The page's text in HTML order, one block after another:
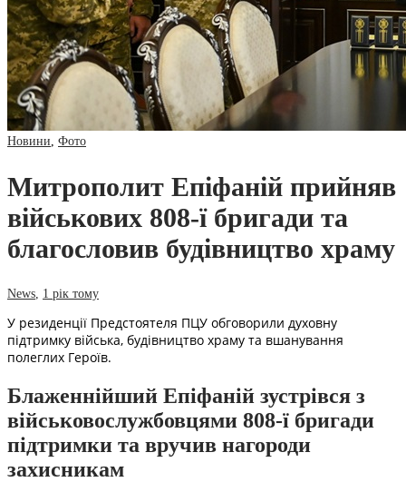
Новини Фото
Митрополит Епіфаній прийняв
військових 808-ї бригади та
благословив будівництво храму
News 1 рік тому
У резиденції Предстоятеля ПЦУ обговорили духовну
підтримку війська, будівництво храму та вшанування
полеглих Героїв.
Блаженнійший Епіфаній зустрівся з
військовослужбовцями 808-ї бригади
підтримки та вручив нагороди
захисникам